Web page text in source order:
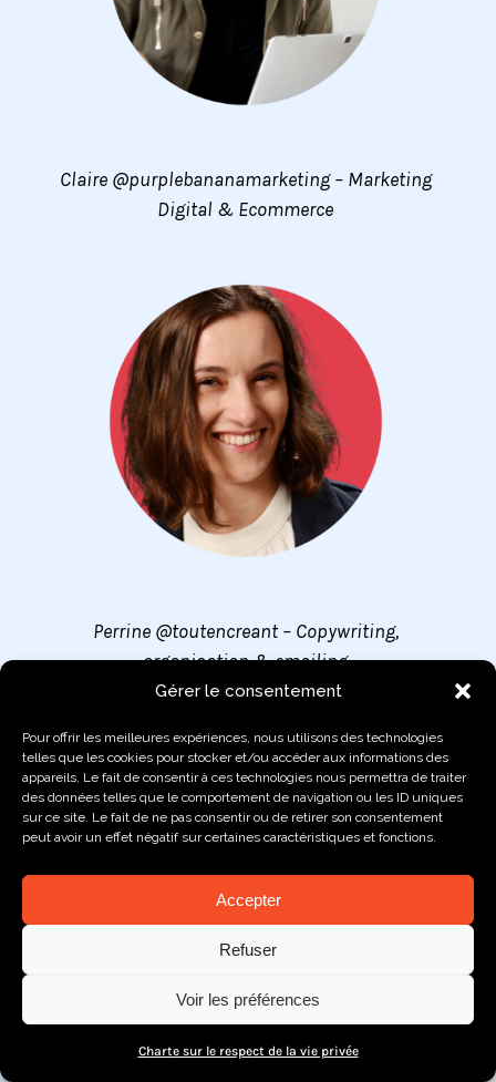
Gérer le consentement
Pour offrir les meilleures expériences, nous utilisons des technologies
telles que les cookies pour stocker et/ou accéder aux informations des
appareils. Le fait de consentir à ces technologies nous permettra de traiter
des données telles que le comportement de navigation ou les ID uniques
sur ce site. Le fait de ne pas consentir ou de retirer son consentement
peut avoir un effet négatif sur certaines caractéristiques et fonctions.
Accepter
Refuser
Voir les préférences
Charte sur le respect de la vie privée
Claire @purplebananamarketing – Marketing
Digital & Ecommerce
Perrine @toutencreant – Copywriting,
organisation & emailing